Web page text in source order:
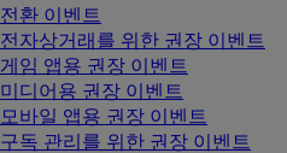
전환 이벤트
전자상거래를 위한 권장 이벤트
게임 앱용 권장 이벤트
미디어용 권장 이벤트
모바일 앱용 권장 이벤트
구독 관리를 위한 권장 이벤트